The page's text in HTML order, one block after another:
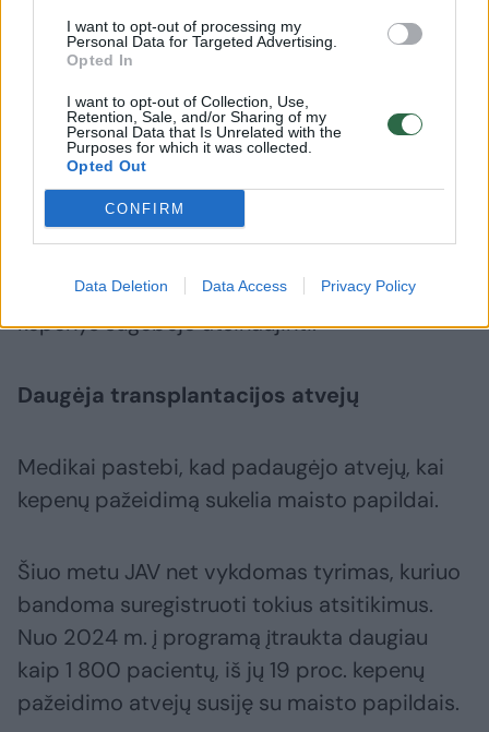
I want to opt-out of processing my
Personal Data for Targeted Advertising.
Opted In
I want to opt-out of Collection, Use,
Retention, Sale, and/or Sharing of my
Personal Data that Is Unrelated with the
Purposes for which it was collected.
Opted Out
CONFIRM
Data Deletion Data Access Privacy Policy
stipriai maisto papildai pažeidė kepenis.
nepakankamumo, kai prireikia
transplantacijos“, – atskleidė gydytojas
hepatologas Nikolaos Pyrsopoulos.
stebėjimo ir intraveninio gydymo moters
kepenys sugebėjo atsinaujinti.
Daugėja transplantacijos atvejų
Medikai pastebi, kad padaugėjo atvejų, kai
kepenų pažeidimą sukelia maisto papildai.
Šiuo metu JAV net vykdomas tyrimas, kuriuo
bandoma suregistruoti tokius atsitikimus.
Nuo 2024 m. į programą įtraukta daugiau
kaip 1 800 pacientų, iš jų 19 proc. kepenų
pažeidimo atvejų susiję su maisto papildais.